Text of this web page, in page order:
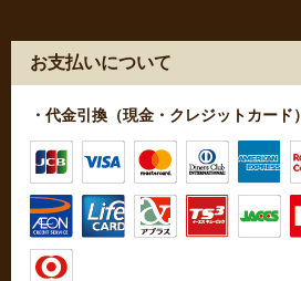
お支払いについて
・代金引換（現金・クレジットカード）